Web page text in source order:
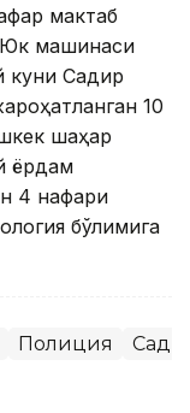
мактаб
Юк машинаси
куни Садир
10
шаҳар
ёрдам
4 нафари
бўлимига
Полиция